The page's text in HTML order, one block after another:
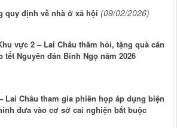
quy định về nhà ở xã hội (09/02/2026)
vực 2 – Lai Châu thăm hỏi, tặng quà cán
Nguyên đán Bính Ngọ năm 2026
Lai Châu tham gia phiên họp áp dụng biện
đưa vào cơ sở cai nghiện bắt buộc